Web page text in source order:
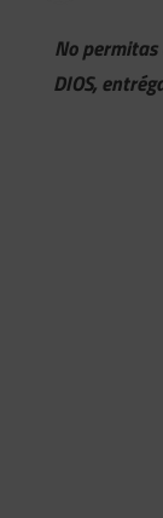
No
DIOS,